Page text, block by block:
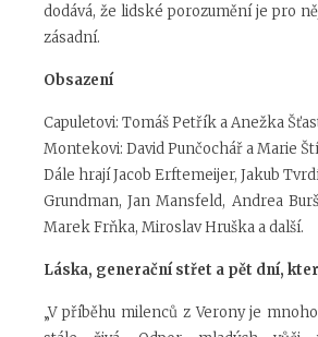
dodává, že lidské porozumění je pro
zásadní.
Obsazení
Capuletovi: Tomáš Petřík a Anežka
Montekovi: David Punčochář a Marie
Dále hrají Jacob Erftemeijer, Jakub
Grundman, Jan Mansfeld, Andrea
Marek Frňka, Miroslav Hruška a další.
Láska, generační střet a pět dní,
„V příběhu milenců z Verony je